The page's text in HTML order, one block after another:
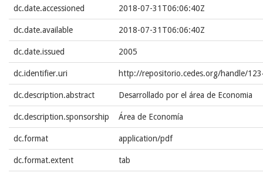
dc.date.accessioned 2018-07-31T06:06:40Z
dc.date.available 2018-07-31T06:06:40Z
dc.date.issued 2005
dc.identifier.uri http://repositorio.cedes.org/handle/
dc.description.abstract Desarrollado por el área de Economia
dc.description.sponsorship Área de Economía
dc.format application/pdf
dc.format.extent tab